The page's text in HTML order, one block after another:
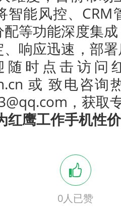
智能风控、
等功能深度集
响应迅速，部
随时点击访问
或 致电咨询
，获取
红鹰工作手机性
0人已赞